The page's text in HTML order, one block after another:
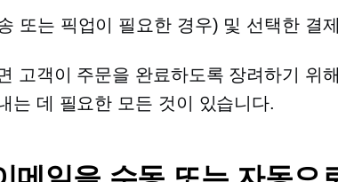
또는 픽업이 필요한 경우) 및 선택한 결
고객이 주문을 완료하도록 장려하기 위
는 데 필요한 모든 것이 있습니다.